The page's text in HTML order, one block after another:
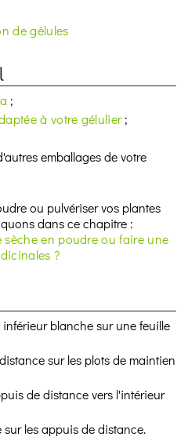
;
à votre gélulier;
emballages de votre
ou pulvériser vos plantes
dans ce chapitre :
sèche en poudre ou faire une
?
blanche sur une feuille
sur les plots de maintien
de distance vers l'intérieur
les appuis de distance.